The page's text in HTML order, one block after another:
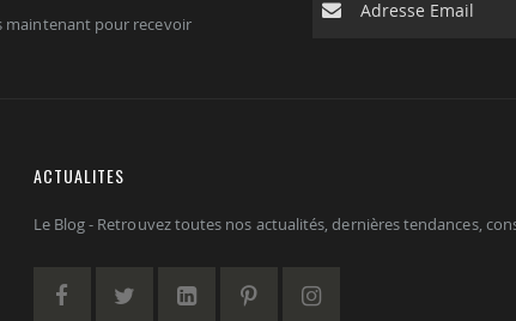
maintenant pour recevoir
ACTUALITES
Le Blog - Retrouvez toutes nos actualités, dernières tendances,